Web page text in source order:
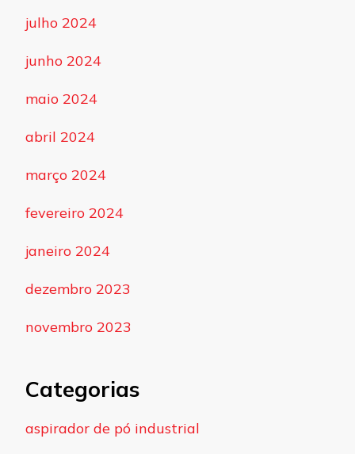
julho 2024
junho 2024
maio 2024
abril 2024
março 2024
fevereiro 2024
janeiro 2024
dezembro 2023
novembro 2023
Categorias
aspirador de pó industrial